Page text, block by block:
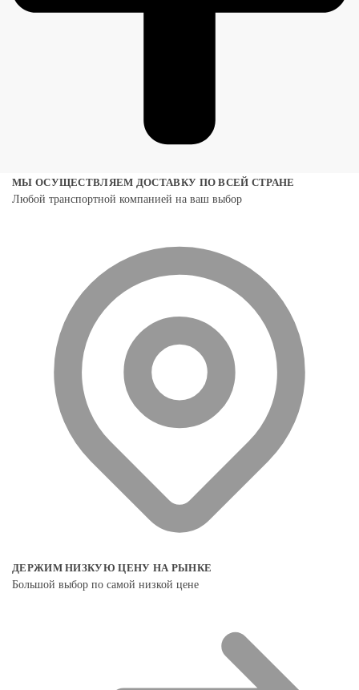
МЫ ОСУЩЕСТВЛЯЕМ ДОСТАВКУ ПО ВСЕЙ СТРАНЕ
Любой транспортной компанией на ваш выбор
ДЕРЖИМ НИЗКУЮ ЦЕНУ НА РЫНКЕ
Большой выбор по самой низкой цене